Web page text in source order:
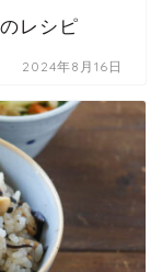
レシピ
2024年8月16日